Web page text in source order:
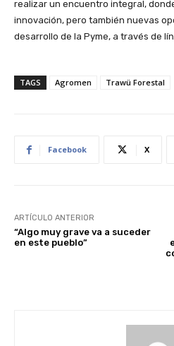
realizar un encuentro integral,
innovación, pero también nuevas
desarrollo de la Pyme, a través de
TAGS Agromen Trawü Forestal
Facebook X
ARTÍCULO ANTERIOR
“Algo muy grave va a suceder
en este pueblo”